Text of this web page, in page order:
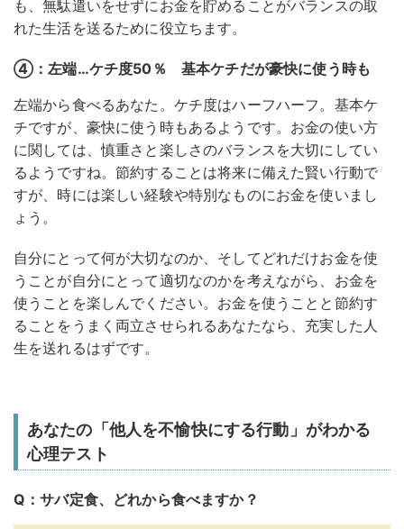
も、無駄遣いをせずにお金を貯めることがバランスの取
れた生活を送るために役立ちます。
④：左端…ケチ度50％ 基本ケチだが豪快に使う時も
左端から食べるあなた。ケチ度はハーフハーフ。基本ケ
チですが、豪快に使う時もあるようです。お金の使い方
に関しては、慎重さと楽しさのバランスを大切にしてい
るようですね。節約することは将来に備えた賢い行動で
すが、時には楽しい経験や特別なものにお金を使いまし
ょう。
自分にとって何が大切なのか、そしてどれだけお金を使
うことが自分にとって適切なのかを考えながら、お金を
使うことを楽しんでください。お金を使うことと節約す
ることをうまく両立させられるあなたなら、充実した人
生を送れるはずです。
あなたの「他人を不愉快にする行動」がわかる
心理テスト
Q：サバ定食、どれから食べますか？